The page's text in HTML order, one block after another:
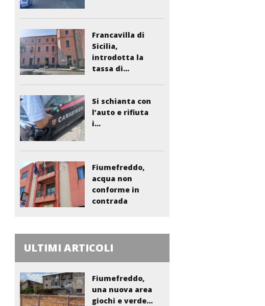
Francavilla di
Sicilia,
introdotta la
tassa di...
Si schianta con
l’auto e rifiuta
i...
Fiumefreddo,
acqua non
conforme in
contrada
ULTIMI ARTICOLI
Fiumefreddo,
una nuova area
giochi e verde...